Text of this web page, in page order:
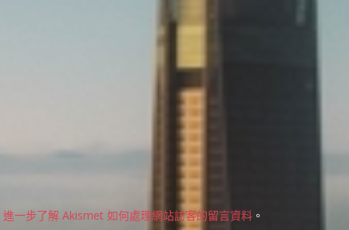
進一步了解 Akismet 如何處理網站訪客的留言資料 。